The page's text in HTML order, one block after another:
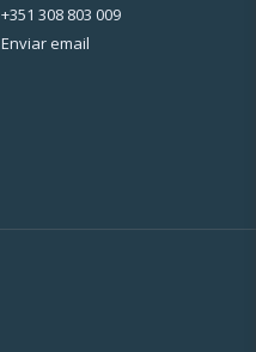
+351 308 803 009
Enviar email